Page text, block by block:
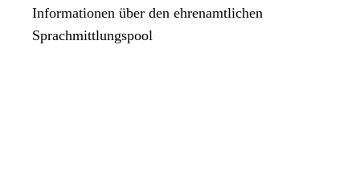
Informationen über den ehrenamtlichen
Sprachmittlungspool